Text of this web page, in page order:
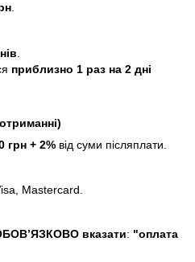
.
приблизно 1 раз на 2 дні
грн + 2% від суми післяплати.
Mastercard.
вказати: "оплата